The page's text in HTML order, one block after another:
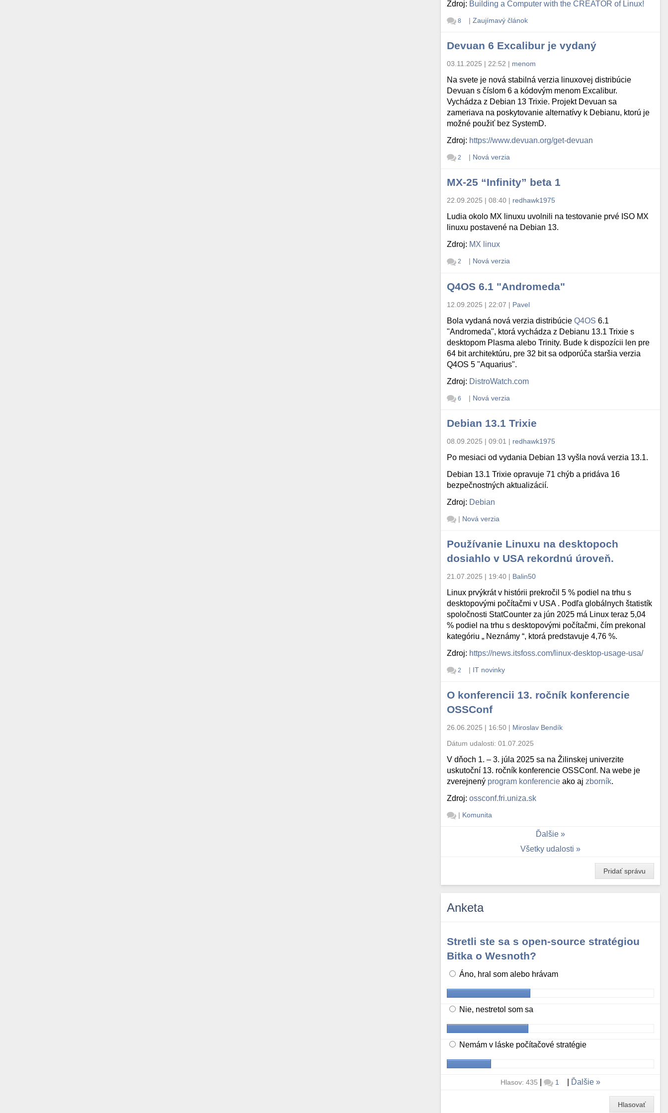
Zdroj: Building a Computer with the CREATOR of Linux!
8 | Zaujímavý článok
Devuan 6 Excalibur je vydaný
03.11.2025 | 22:52 | menom
Na svete je nová stabilná verzia linuxovej distribúcie
Devuan s číslom 6 a kódovým menom Excalibur.
Vychádza z Debian 13 Trixie. Projekt Devuan sa
zameriava na poskytovanie alternatívy k Debianu, ktorú je
možné použiť bez SystemD.
Zdroj: https://www.devuan.org/get-devuan
2 | Nová verzia
MX-25 “Infinity” beta 1
22.09.2025 | 08:40 | redhawk1975
Ludia okolo MX linuxu uvolnili na testovanie prvé ISO MX
linuxu postavené na Debian 13.
Zdroj: MX linux
2 | Nová verzia
Q4OS 6.1 "Andromeda"
12.09.2025 | 22:07 | Pavel
Bola vydaná nová verzia distribúcieQ4OS 6.1
"Andromeda", ktorá vychádza z Debianu 13.1 Trixie s
desktopom Plasma alebo Trinity. Bude k dispozícii len pre
64 bit architektúru, pre 32 bit sa odporúča staršia verzia
Q4OS 5 "Aquarius".
Zdroj: DistroWatch.com
6 | Nová verzia
Debian 13.1 Trixie
08.09.2025 | 09:01 | redhawk1975
Po mesiaci od vydania Debian 13 vyšla nová verzia 13.1.
Debian 13.1 Trixie opravuje 71 chýb a pridáva 16
bezpečnostných aktualizácií.
Zdroj: Debian
| Nová verzia
Používanie Linuxu na desktopoch
dosiahlo v USA rekordnú úroveň.
21.07.2025 | 19:40 | Balin50
Linux prvýkrát v histórii prekročil 5 % podiel na trhu s
desktopovými počítačmi v USA . Podľa globálnych štatistík
spoločnosti StatCounter za jún 2025 má Linux teraz 5,04
% podiel na trhu s desktopovými počítačmi, čím prekonal
kategóriu „ Neznámy “, ktorá predstavuje 4,76 %.
Zdroj: https://news.itsfoss.com/linux-desktop-usage-usa/
2 | IT novinky
O konferencii 13. ročník konferencie
OSSConf
26.06.2025 | 16:50 | Miroslav Bendík
Dátum udalosti:01.07.2025
V dňoch 1. – 3. júla 2025 sa na Žilinskej univerzite
uskutoční 13. ročník konferencie OSSConf. Na webe je
zverejnený program konferencie ako aj zborník.
Zdroj:ossconf.fri.uniza.sk
| Komunita
Ďalšie
Všetky udalosti
Pridať správu
Anketa
Stretli ste sa s open-source stratégiou
Bitka o Wesnoth?
Áno, hral som alebo hrávam
Nie, nestretol som sa
Nemám v láske počítačové stratégie
Hlasov: 435 | 1 Ďalšie
Hlasovať